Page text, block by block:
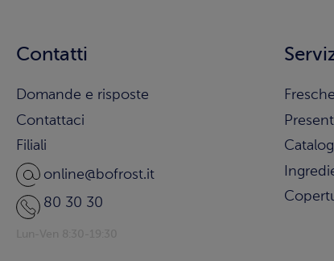
Contatti
Domande e risposte
Contattaci
Filiali
online@bofrost.it
80 30 30